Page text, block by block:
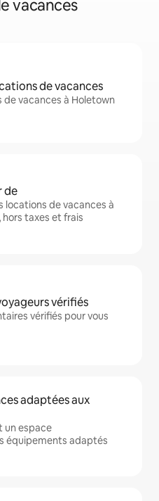
vacances
de vacances
de vacances à Holetown
de
locations de vacances à
taxes et frais
vérifiés
vérifiés pour vous
adaptées aux
un espace
équipements adaptés